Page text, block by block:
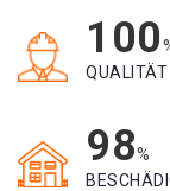
100
QUALITÄT
98%